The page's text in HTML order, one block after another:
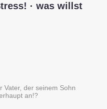
· was willst
Vater, der seinem Sohn
an!?